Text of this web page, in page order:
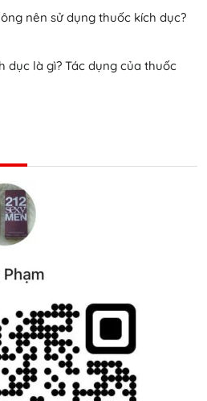
nên sử dụng thuốc kích dục?
dục là gì? Tác dụng của thuốc